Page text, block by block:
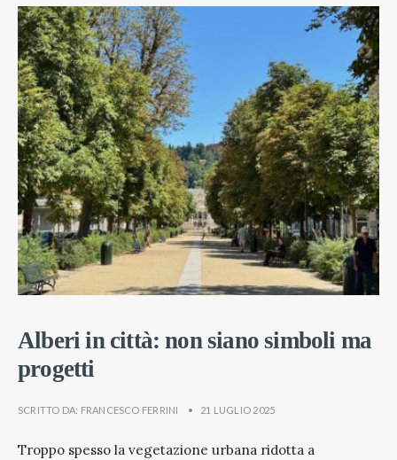
Alberi in città: non siano simboli ma
progetti
SCRITTO DA: FRANCESCO FERRINI • 21 LUGLIO 2025
Troppo spesso la vegetazione urbana ridotta a